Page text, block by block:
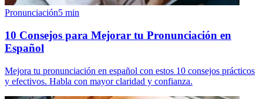
Pronunciación5 min
10 Consejos para Mejorar tu Pronunciación en
Español
Mejora tu pronunciación en español con estos 10 consejos prácticos
y efectivos. Habla con mayor claridad y confianza.